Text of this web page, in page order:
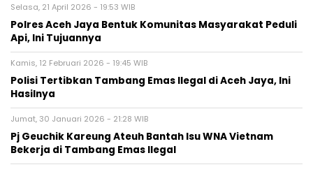
Selasa, 21 April 2026 - 19:53 WIB
Polres Aceh Jaya Bentuk Komunitas Masyarakat Peduli
Api, Ini Tujuannya
Kamis, 12 Februari 2026 - 19:45 WIB
Polisi Tertibkan Tambang Emas Ilegal di Aceh Jaya, Ini
Hasilnya
Jumat, 30 Januari 2026 - 21:28 WIB
Pj Geuchik Kareung Ateuh Bantah Isu WNA Vietnam
Bekerja di Tambang Emas Ilegal